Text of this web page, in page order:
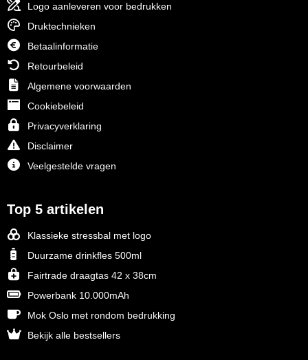
Logo aanleveren voor bedrukken
Druktechnieken
Betaalinformatie
Retourbeleid
Algemene voorwaarden
Cookiebeleid
Privacyverklaring
Disclaimer
Veelgestelde vragen
Top 5 artikelen
Klassieke stressbal met logo
Duurzame drinkfles 500ml
Fairtrade draagtas 42 x 38cm
Powerbank 10.000mAh
Mok Oslo met rondom bedrukking
Bekijk alle bestsellers